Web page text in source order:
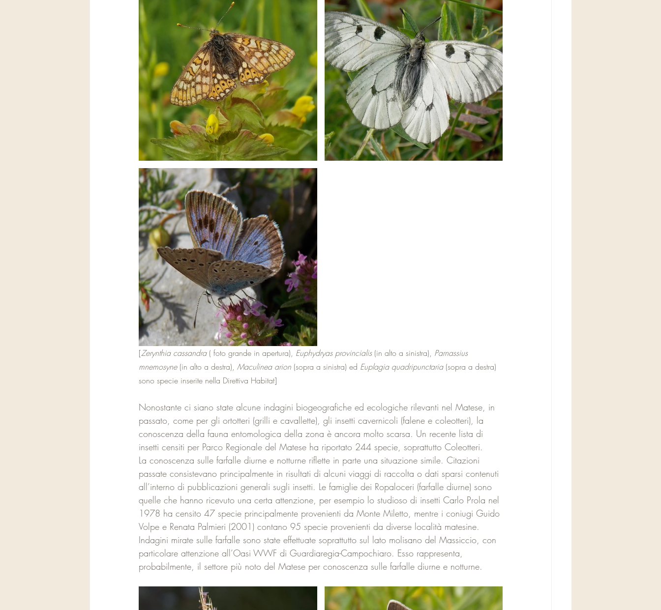
[Zerynthia cassandra ( foto grande in apertura), Euphydryas provincialis (in alto a sinistra), Parnassius
mnemosyne (in alto a destra), Maculinea arion (sopra a sinistra) ed Euplagia quadripunctaria (sopra a destra)
sono specie inserite nella Direttiva Habitat]
Nonostante ci siano state alcune indagini biogeografiche ed ecologiche rilevanti nel Matese, in
passato, come per gli ortotteri (grilli e cavallette), gli insetti cavernicoli (falene e coleotteri), la
conoscenza della fauna entomologica della zona è ancora molto scarsa. Un recente lista di
insetti censiti per Parco Regionale del Matese ha riportato 244 specie, soprattutto Coleotteri.
La conoscenza sulle farfalle diurne e notturne riflette in parte una situazione simile. Citazioni
passate consistevano principalmente in risultati di alcuni viaggi di raccolta o dati sparsi contenuti
all’interno di pubblicazioni generali sugli insetti. Le famiglie dei Ropaloceri (farfalle diurne) sono
quelle che hanno ricevuto una certa attenzione, per esempio lo studioso di insetti Carlo Prola nel
1978 ha censito 47 specie principalmente provenienti da Monte Miletto, mentre i coniugi Guido
Volpe e Renata Palmieri (2001) contano 95 specie provenienti da diverse località matesine.
Indagini mirate sulle farfalle sono state effettuate soprattutto sul lato molisano del Massiccio, con
particolare attenzione all’Oasi WWF di Guardiaregia-Campochiaro. Esso rappresenta,
probabilmente, il settore più noto del Matese per conoscenza sulle farfalle diurne e notturne.